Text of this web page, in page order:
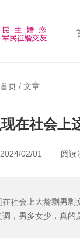
页 / 文章
在社会上
2024/02/01 阅
在社会上大龄剩男剩
调，男多女少，真的